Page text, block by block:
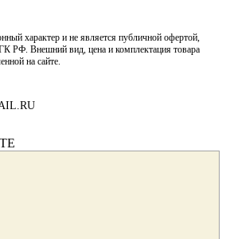
характер и не является публичной офертой,
РФ. Внешний вид, цена и комплектация товара
на сайте.